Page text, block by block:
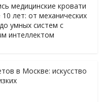
медицинские кровати
10 лет: от механических
умных систем с
интеллектом
в Москве: искусство